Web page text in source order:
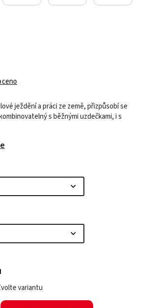
ježdění a práci ze země, přizpůsobí se
s běžnými uzdečkami, i s
variantu